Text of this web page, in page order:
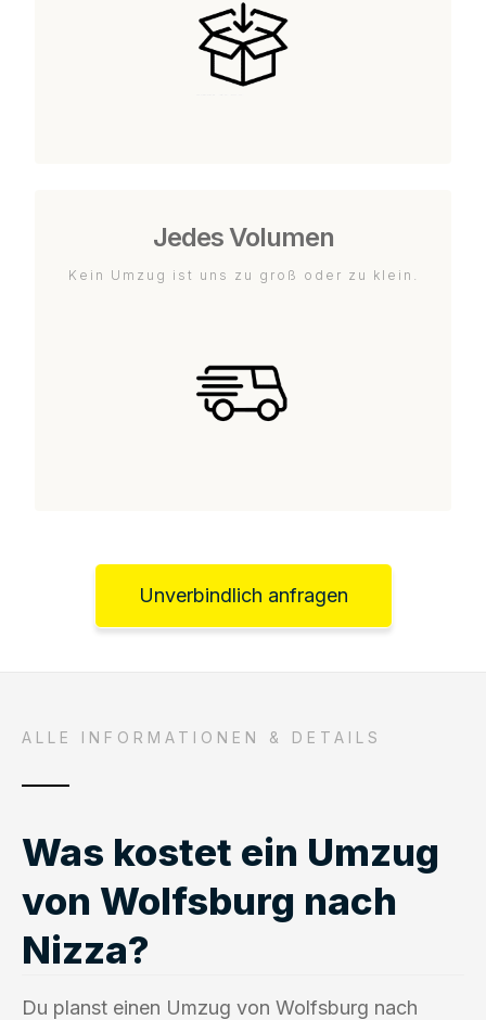
Jedes Volumen
Kein Umzug ist uns zu groß oder zu klein.
Unverbindlich anfragen
ALLE INFORMATIONEN & DETAILS
Was kostet ein Umzug
von Wolfsburg nach
Nizza?
Du planst einen Umzug von Wolfsburg nach